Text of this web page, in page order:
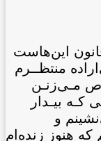
اين‌هاست
منتظــرم
مـی‌زنـن
کـه بيـدار
و
هنوز زنده‌ام